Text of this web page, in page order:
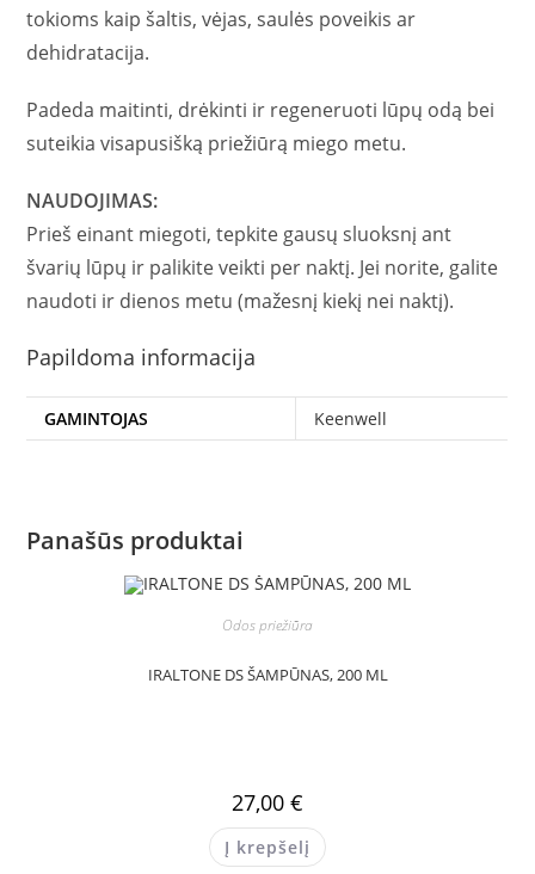
tokioms kaip šaltis, vėjas, saulės poveikis ar
dehidratacija.
Padeda maitinti, drėkinti ir regeneruoti lūpų odą bei
suteikia visapusišką priežiūrą miego metu.
NAUDOJIMAS:
Prieš einant miegoti, tepkite gausų sluoksnį ant
švarių lūpų ir palikite veikti per naktį. Jei norite, galite
naudoti ir dienos metu (mažesnį kiekį nei naktį).
Papildoma informacija
GAMINTOJAS Keenwell
Panašūs produktai
Odos priežiūra
IRALTONE DS ŠAMPŪNAS, 200 ML
27,00 €
Į krepšelį